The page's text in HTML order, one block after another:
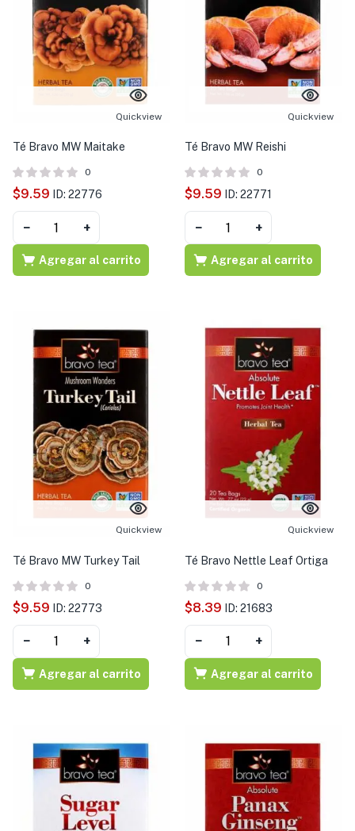
Quickview
Té Bravo MW Maitake
0
$9.59 ID: 22776
− +
Agregar al carrito
Quickview
Té Bravo MW Reishi
0
$9.59 ID: 22771
− +
Agregar al carrito
Quickview
Té Bravo MW Turkey Tail
0
$9.59 ID: 22773
− +
Agregar al carrito
Quickview
Té Bravo Nettle Leaf Ortiga
0
$8.39 ID: 21683
− +
Agregar al carrito